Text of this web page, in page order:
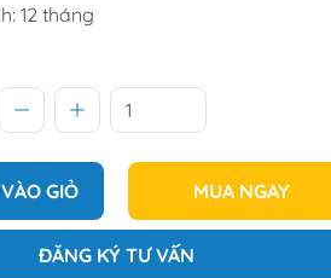
12 tháng
GIỎ MUA NGAY
ĐĂNG KÝ TƯ VẤN